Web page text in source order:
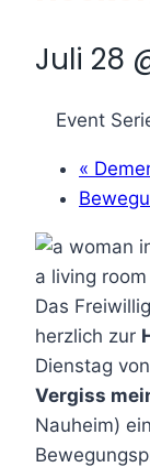
Juli 28
Event
«
Das
herzlich zur
Dienstag
Vergiss
Nauheim)